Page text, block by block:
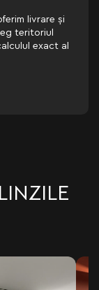
livrare și
teritoriul
exact al